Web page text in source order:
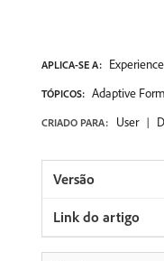
APLICA-SE A:
TÓPICOS: Adaptive
CRIADO PARA: User